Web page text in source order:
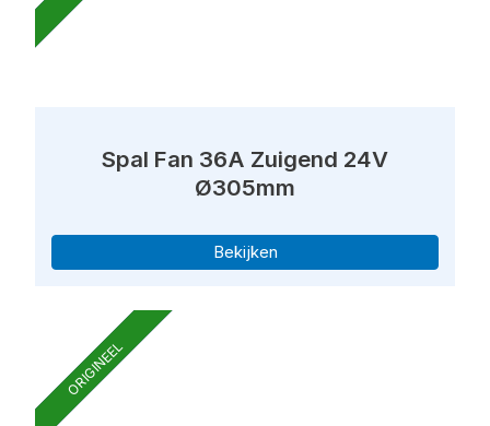
Spal Fan 36A Zuigend 24V
Ø305mm
Bekijken
ORIGINEEL